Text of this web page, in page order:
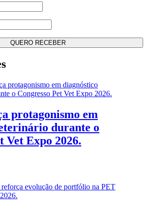
protagonismo em
durante o
Vet Expo 2026.